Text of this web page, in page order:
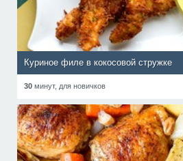
Куриное филе в кокосовой стружке
30 минут, для новичков